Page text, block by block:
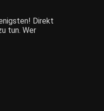
Direkt
tun. Wer